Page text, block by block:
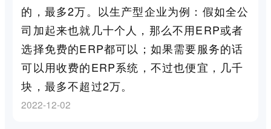
的，最多2万。以生产型企业为例：假如全公
司加起来也就几十个人，那么不用ERP或者
选择免费的ERP都可以；如果需要服务的话
可以用收费的ERP系统，不过也便宜，几千
块，最多不超过2万。
2022-12-02